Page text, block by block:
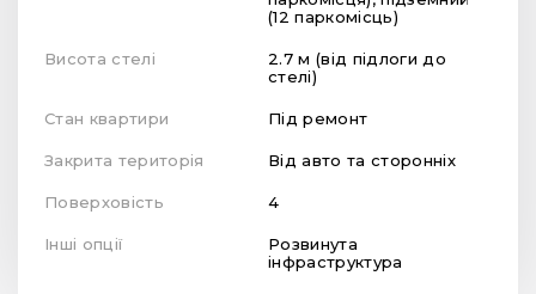
(12 паркомісць)
Висота стелі
2.7 м (від підлоги до
стелі)
Стан квартири Під ремонт
Закрита територія Від авто та сторонніх
Поверховість 4
Інші опції
Розвинута
інфраструктура